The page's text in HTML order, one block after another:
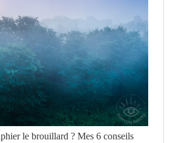
le brouillard ? Mes 6 conseils